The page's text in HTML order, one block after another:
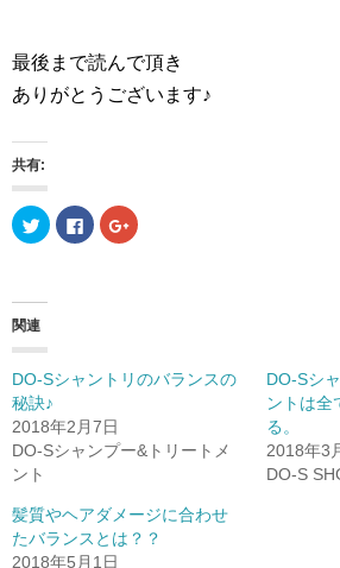
最後まで読んで頂き
ありがとうございます♪
共有:
ク
リ
T
t
e
r
で
共
有
(
新
ウ
ィ
ン
ド
ウ
F
a
す
る
は
ク
リ
ッ
て
く
だ
さ
い
ク
リ
e
+
(
新
ィ
ン
ド
関連
DO-Sシャントリのバランスの
秘訣♪
2018年2月7日
DO-Sシャンプー&トリートメ
ント
DO-Sシ
ントは全
る。
2018年3
DO-S
髪質やヘアダメージに合わせ
たバランスとは？？
2018年5月1日